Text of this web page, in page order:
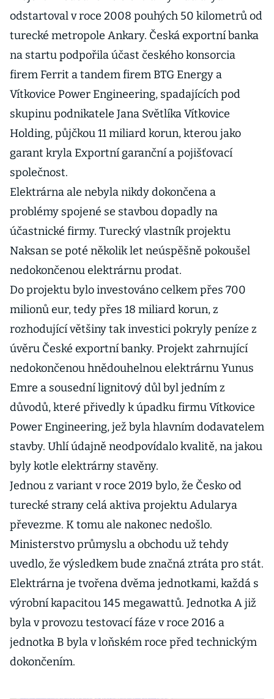
odstartoval v roce 2008 pouhých 50 kilometrů od
turecké metropole Ankary. Česká exportní banka
na startu podpořila účast českého konsorcia
firem Ferrit a tandem firem BTG Energy a
Vítkovice Power Engineering, spadajících pod
skupinu podnikatele Jana Světlíka Vítkovice
Holding, půjčkou 11 miliard korun, kterou jako
garant kryla Exportní garanční a pojišťovací
společnost.
Elektrárna ale nebyla nikdy dokončena a
problémy spojené se stavbou dopadly na
účastnické firmy. Turecký vlastník projektu
Naksan se poté několik let neúspěšně pokoušel
nedokončenou elektrárnu prodat.
Do projektu bylo investováno celkem přes 700
milionů eur, tedy přes 18 miliard korun, z
rozhodující většiny tak investici pokryly peníze z
úvěru České exportní banky. Projekt zahrnující
nedokončenou hnědouhelnou elektrárnu Yunus
Emre a sousední lignitový důl byl jedním z
důvodů, které přivedly k úpadku firmu Vítkovice
Power Engineering, jež byla hlavním dodavatelem
stavby. Uhlí údajně neodpovídalo kvalitě, na jakou
byly kotle elektrárny stavěny.
Jednou z variant v roce 2019 bylo, že Česko od
turecké strany celá aktiva projektu Adularya
převezme. K tomu ale nakonec nedošlo.
Ministerstvo průmyslu a obchodu už tehdy
uvedlo, že výsledkem bude značná ztráta pro stát.
Elektrárna je tvořena dvěma jednotkami, každá s
výrobní kapacitou 145 megawattů. Jednotka A již
byla v provozu testovací fáze v roce 2016 a
jednotka B byla v loňském roce před technickým
dokončením.